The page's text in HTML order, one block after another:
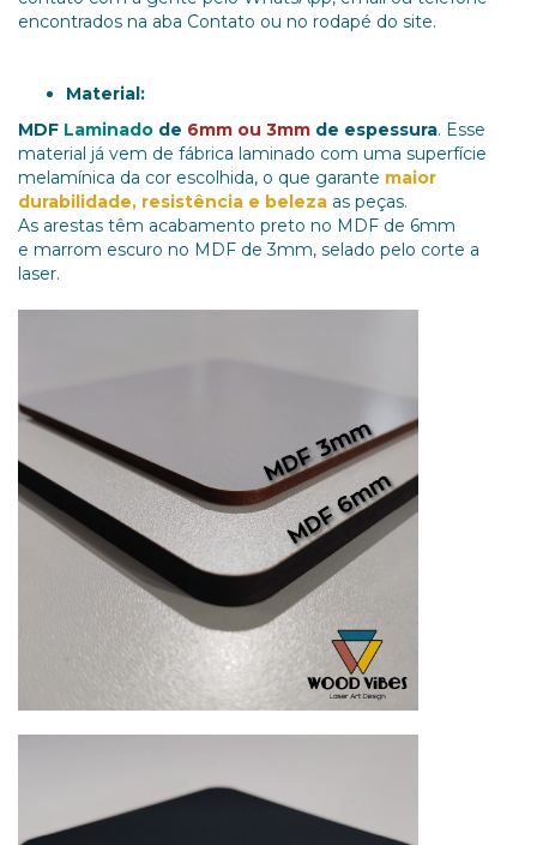
encontrados na aba Contato ou no rodapé do site.
Material:
MDF Laminado de 6mm ou 3mm de espessura. Esse
material já vem de fábrica laminado com uma superfície
melamínica da cor escolhida, o que garante maior
durabilidade, resistência e beleza as peças.
As arestas têm acabamento preto no MDF de 6mm
e marrom escuro no MDF de 3mm, selado pelo corte a
laser.